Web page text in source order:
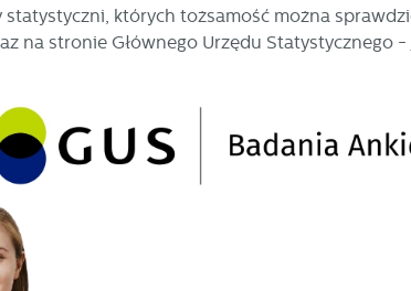
których tożsamość można
na stronie Głównego Urzędu Statystycznego -